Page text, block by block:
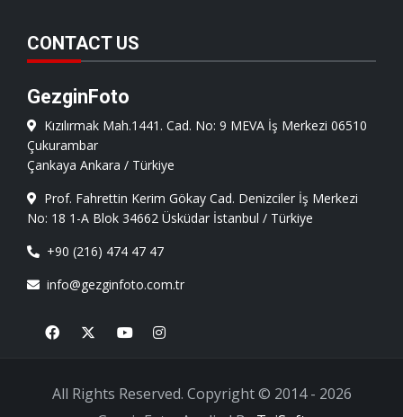
CONTACT US
GezginFoto
Kızılırmak Mah.1441. Cad. No: 9 MEVA İş Merkezi 06510
Çukurambar
Çankaya Ankara / Türkiye
Prof. Fahrettin Kerim Gökay Cad. Denizciler İş Merkezi
No: 18 1-A Blok 34662 Üsküdar İstanbul / Türkiye
+90 (216) 474 47 47
info@gezginfoto.com.tr
All Rights Reserved. Copyright © 2014 - 2026